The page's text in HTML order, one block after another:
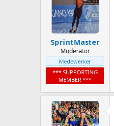
SprintMaster
Moderator
Medewerker
*** SUPPORTING
MEMBER ***